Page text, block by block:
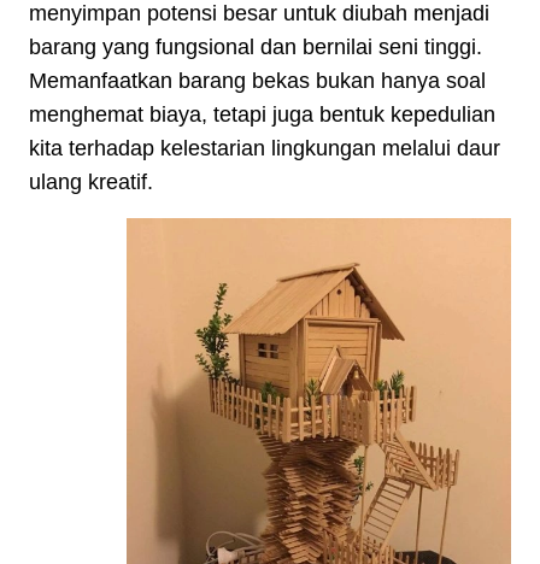
menyimpan potensi besar untuk diubah menjadi
barang yang fungsional dan bernilai seni tinggi.
Memanfaatkan barang bekas bukan hanya soal
menghemat biaya, tetapi juga bentuk kepedulian
kita terhadap kelestarian lingkungan melalui daur
ulang kreatif.